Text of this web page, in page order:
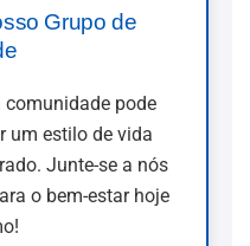
Grupo de
comunidade pode
um estilo de vida
Junte-se a nós
o bem-estar hoje